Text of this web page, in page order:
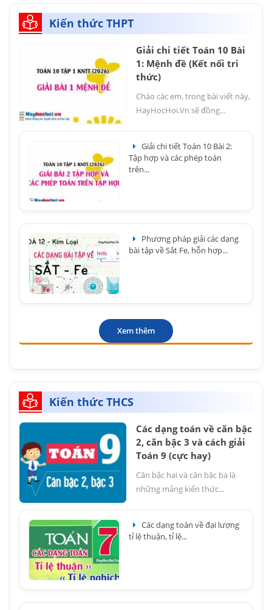
Kiến thức THPT
Giải chi tiết Toán 10 Bài
1: Mệnh đề (Kết nối tri
thức)
Chào các em, trong bài viết này,
HayHocHoi.Vn sẽ đồng...
Giải chi tiết Toán 10 Bài 2:
Tập hợp và các phép toán
trên...
Phương pháp giải các dạng
bài tập về Sắt Fe, hỗn hợp...
Xem thêm
Kiến thức THCS
Các dạng toán về căn bậc
2, căn bậc 3 và cách giải
Toán 9 (cực hay)
Căn bậc hai và căn bậc ba là
những mảng kiến thức...
Các dạng toán về đại lượng
tỉ lệ thuận, tỉ lệ...